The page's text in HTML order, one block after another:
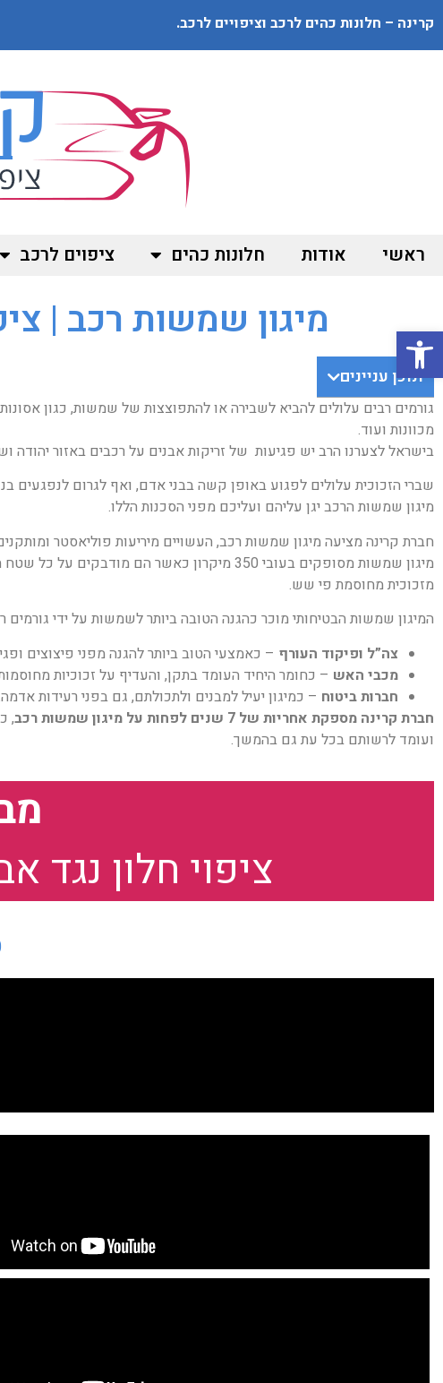
פתח סרגל נגישות
קרינה – חלונות כהים לרכב וציפויים לרכב.
ראשי אודות חלונות כהים ציפוים לרכב
מיגון שמשות רכב |
תוכן עניינים
גורמים רבים עלולים להביא לשבירה או להתפוצצות של שמשות, כגון
מכוונות ועוד.
בישראל לצערנו הרב יש פגיעות של זריקות אבנים על רכבים באזור יהודה
שברי הזכוכית עלולים לפגוע באופן קשה בבני אדם, ואף לגרום לנפגעים
מיגון שמשות הרכב יגן עליהם ועליכם מפני הסכנות הללו.
חברת קרינה מציעה מיגון שמשות רכב, העשויים מיריעות פוליאסטר
מזכוכית מחוסמת פי שש.
המיגון שמשות הבטיחותי מוכר כהגנה הטובה ביותר לשמשות על ידי גורמים
צה”ל ופיקוד העורף – כאמצעי הטוב ביותר להגנה מפני פיצוצים
מכבי האש – כחומר היחיד העומד בתקן, והעדיף על זכוכיות
חברות ביטוח – כמיגון יעיל למבנים ולתכולתם, גם בפני רעידות
חברת קרינה מספקת אחריות של 7 שנים לפחות על מיגון שמשות רכב
,
ועומד לרשותם בכל עת גם בהמשך.
ציפוי חלון נגד אבנים רק